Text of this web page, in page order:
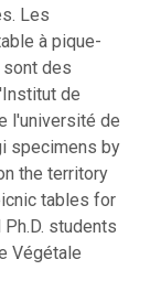
Les
à pique-
des
de
l'université de
specimens by
the territory
tables for
students
Végétale